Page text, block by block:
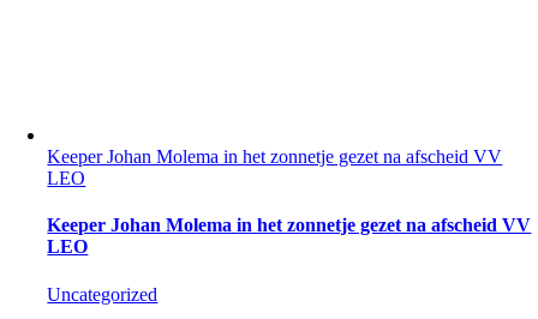
Keeper Johan Molema in het zonnetje gezet na afscheid VV
LEO
Keeper Johan Molema in het zonnetje gezet na afscheid VV
LEO
Uncategorized